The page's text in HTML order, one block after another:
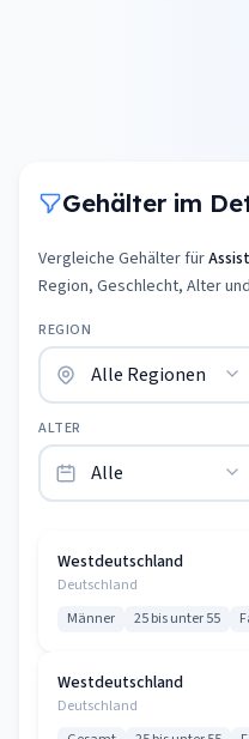
Gehälter im
Vergleiche Gehälter für
Region, Geschlecht, Alter
REGION
ALTER
Westdeutschland
Deutschland
Männer 25 bis unter 55
Westdeutschland
Deutschland